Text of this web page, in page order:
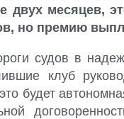
двух месяцев,
но премию
судов в
клуб
будет